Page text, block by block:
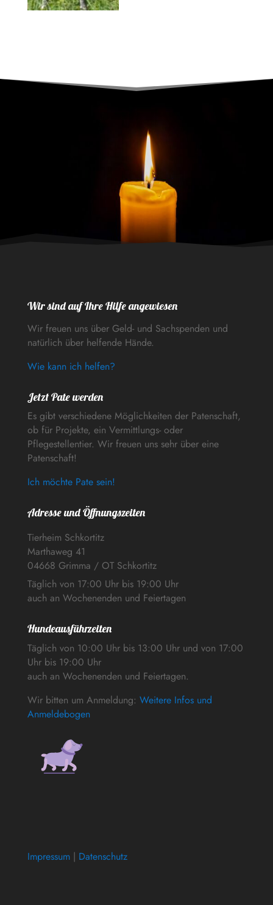
Wir sind auf Ihre Hilfe angewiesen
Wir freuen uns über Geld- und Sachspenden und
natürlich über helfende Hände.
Wie kann ich helfen?
Jetzt Pate werden
Es gibt verschiedene Möglichkeiten der Patenschaft,
ob für Projekte, ein Vermittlungs- oder
Pflegestellentier. Wir freuen uns sehr über eine
Patenschaft!
Ich möchte Pate sein!
Adresse und Öffnungszeiten
Tierheim Schkortitz
Marthaweg 41
04668 Grimma / OT Schkortitz
Täglich von 17:00 Uhr bis 19:00 Uhr
auch an Wochenenden und Feiertagen
Hundeausführzeiten
Täglich von 10:00 Uhr bis 13:00 Uhr und von 17:00
Uhr bis 19:00 Uhr
auch an Wochenenden und Feiertagen.
Wir bitten um Anmeldung: Weitere Infos und
Anmeldebogen
Impressum| Datenschutz